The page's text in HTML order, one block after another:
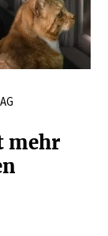
mehr